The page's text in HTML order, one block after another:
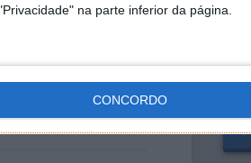
na parte inferior da página.
CONCORDO